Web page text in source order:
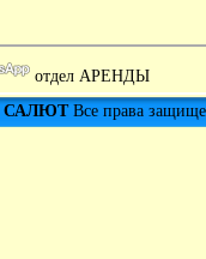
отдел АРЕНДЫ
САЛЮТВсе права